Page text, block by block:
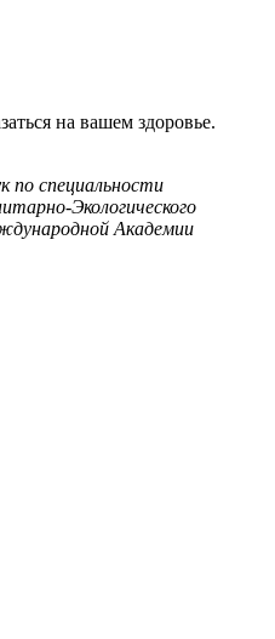
на вашем здоровье.
по специальности
Экологического
Академии